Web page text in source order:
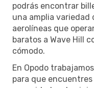
podrás encontrar
una amplia variedad
aerolíneas que
baratos a Wave Hill
cómodo.
En Opodo
para que